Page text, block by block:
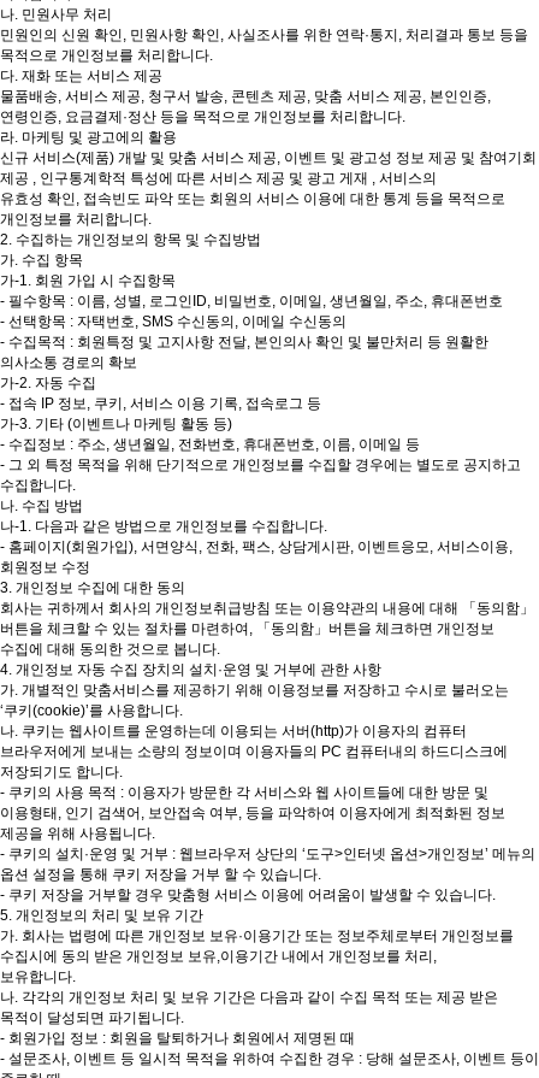
나. 민원사무 처리
민원인의 신원 확인, 민원사항 확인, 사실조사를 위한 연락·통지, 처리결과 통보 등을
목적으로 개인정보를 처리합니다.
다. 재화 또는 서비스 제공
물품배송, 서비스 제공, 청구서 발송, 콘텐츠 제공, 맞춤 서비스 제공, 본인인증,
연령인증, 요금결제·정산 등을 목적으로 개인정보를 처리합니다.
라. 마케팅 및 광고에의 활용
신규 서비스(제품) 개발 및 맞춤 서비스 제공, 이벤트 및 광고성 정보 제공 및 참여기회
제공 , 인구통계학적 특성에 따른 서비스 제공 및 광고 게재 , 서비스의
유효성 확인, 접속빈도 파악 또는 회원의 서비스 이용에 대한 통계 등을 목적으로
개인정보를 처리합니다.
2. 수집하는 개인정보의 항목 및 수집방법
가. 수집 항목
가-1. 회원 가입 시 수집항목
- 필수항목 : 이름, 성별, 로그인ID, 비밀번호, 이메일, 생년월일, 주소, 휴대폰번호
- 선택항목 : 자택번호, SMS 수신동의, 이메일 수신동의
- 수집목적 : 회원특정 및 고지사항 전달, 본인의사 확인 및 불만처리 등 원활한
의사소통 경로의 확보
가-2. 자동 수집
- 접속 IP 정보, 쿠키, 서비스 이용 기록, 접속로그 등
가-3. 기타 (이벤트나 마케팅 활동 등)
- 수집정보 : 주소, 생년월일, 전화번호, 휴대폰번호, 이름, 이메일 등
- 그 외 특정 목적을 위해 단기적으로 개인정보를 수집할 경우에는 별도로 공지하고
수집합니다.
나. 수집 방법
나-1. 다음과 같은 방법으로 개인정보를 수집합니다.
- 홈페이지(회원가입), 서면양식, 전화, 팩스, 상담게시판, 이벤트응모, 서비스이용,
회원정보 수정
3. 개인정보 수집에 대한 동의
회사는 귀하께서 회사의 개인정보취급방침 또는 이용약관의 내용에 대해 「동의함」
버튼을 체크할 수 있는 절차를 마련하여, 「동의함」버튼을 체크하면 개인정보
수집에 대해 동의한 것으로 봅니다.
4. 개인정보 자동 수집 장치의 설치·운영 및 거부에 관한 사항
가. 개별적인 맞춤서비스를 제공하기 위해 이용정보를 저장하고 수시로 불러오는
‘쿠키(cookie)’를 사용합니다.
나. 쿠키는 웹사이트를 운영하는데 이용되는 서버(http)가 이용자의 컴퓨터
브라우저에게 보내는 소량의 정보이며 이용자들의 PC 컴퓨터내의 하드디스크에
저장되기도 합니다.
- 쿠키의 사용 목적 : 이용자가 방문한 각 서비스와 웹 사이트들에 대한 방문 및
이용형태, 인기 검색어, 보안접속 여부, 등을 파악하여 이용자에게 최적화된 정보
제공을 위해 사용됩니다.
- 쿠키의 설치·운영 및 거부 : 웹브라우저 상단의 ‘도구>인터넷 옵션>개인정보’ 메뉴의
옵션 설정을 통해 쿠키 저장을 거부 할 수 있습니다.
- 쿠키 저장을 거부할 경우 맞춤형 서비스 이용에 어려움이 발생할 수 있습니다.
5. 개인정보의 처리 및 보유 기간
가. 회사는 법령에 따른 개인정보 보유·이용기간 또는 정보주체로부터 개인정보를
수집시에 동의 받은 개인정보 보유,이용기간 내에서 개인정보를 처리,
보유합니다.
나. 각각의 개인정보 처리 및 보유 기간은 다음과 같이 수집 목적 또는 제공 받은
목적이 달성되면 파기됩니다.
- 회원가입 정보 : 회원을 탈퇴하거나 회원에서 제명된 때
- 설문조사, 이벤트 등 일시적 목적을 위하여 수집한 경우 : 당해 설문조사, 이벤트 등이